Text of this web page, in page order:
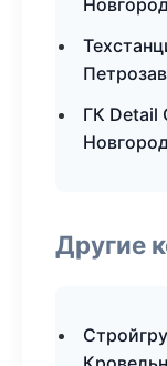
ГК Detail
Другие